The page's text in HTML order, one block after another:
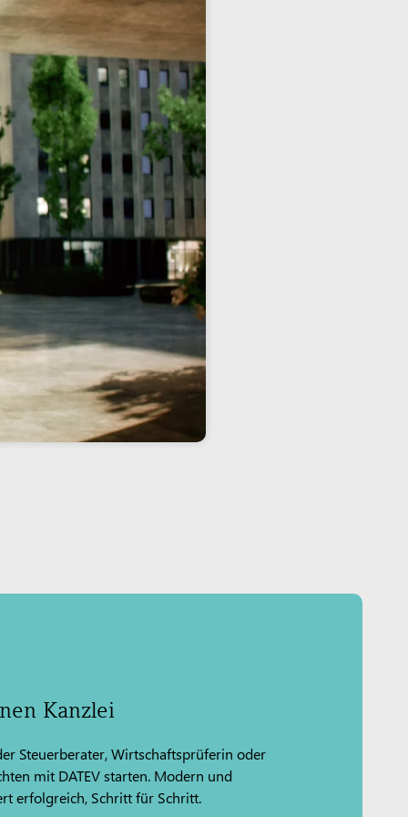
Kanzlei
Steuerberater, Wirtschaftsprüferin oder
mit DATEV starten. Modern und
erfolgreich, Schritt für Schritt.